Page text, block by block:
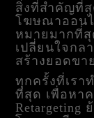
สิ่งที่สำคัญที่สุ
โฆษณาออน
หมายมากที่
เปลี่ยนใจก
สร้างยอดขา
ทุกครั้งที่เรา
ที่สุด เพื่อหา
Retargeting